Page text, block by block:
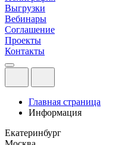
Выгрузки
Вебинары
Соглашение
Проекты
Контакты
Главная страница
Информация
Екатеринбург